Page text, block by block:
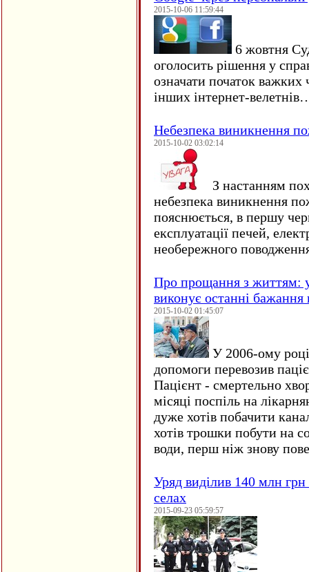
2015-10-06 11:59:44
6 жовтня
оголосить рішення у
означати початок важких
інших інтернет-
Небезпека виникнення
2015-10-02 03:02:14
З настанням
небезпека виникнення
пояснюється, в першу
експлуатації печей,
необережного
Про прощання з життям:
виконує останні
2015-10-02 01:45:07
У 2006-ому
допомоги перевозив
Пацієнт - смертельно
місяці поспіль на
дуже хотів побачити
хотів трошки побути на
води, перш ніж знову
Уряд виділив 140 млн
селах
2015-09-23 05:59:57